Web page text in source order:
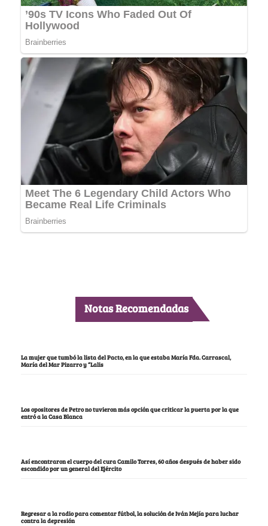
Notas Recomendadas
La mujer que tumbó la lista del Pacto, en la que estaba María Fda. Carrascal,
María del Mar Pizarro y “Lalis
Los opositores de Petro no tuvieron más opción que criticar la puerta por la que
entró a la Casa Blanca
Así encontraron el cuerpo del cura Camilo Torres, 60 años después de haber sido
escondido por un general del Ejército
Regresar a la radio para comentar fútbol, la solución de Iván Mejía para luchar
contra la depresión